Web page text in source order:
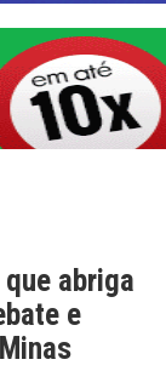
que abriga
e